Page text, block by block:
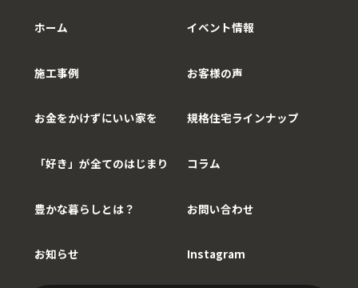
ホーム
施工事例
お金をかけずにいい家を
「好き」が全てのはじまり
豊かな暮らしとは？
お知らせ
イベント情報
お客様の声
規格住宅ラインナップ
コラム
お問い合わせ
Instagram